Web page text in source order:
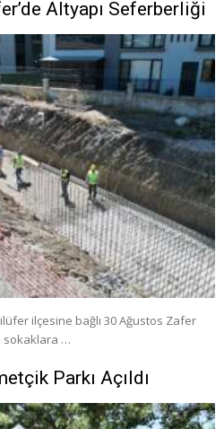
Altyapı Seferberliği
ilçesine bağlı 30 Ağustos Zafer
sokaklara …
Parkı Açıldı